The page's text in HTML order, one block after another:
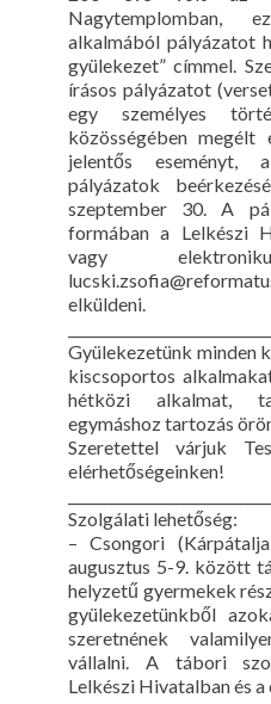
Nagytemplomban,
alkalmából pályázatot
gyülekezet” címmel.
írásos pályázatot
egy személyes
közösségében megélt
jelentős
pályázatok
szeptember 30. A
formában a Lelkészi
vagy
elküldeni.
Gyülekezetünk minden
kiscsoportos
hétközi alkalmat,
egymáshoz tartozás
Szeretettel várjuk
elérhetőségeinken!
Szolgálati lehetőség:
– Csongori
augusztus 5-9. között
helyzetű gyermekek
gyülekezetünkből
szeretnének
vállalni. A tábori
Lelkészi Hivatalban és a